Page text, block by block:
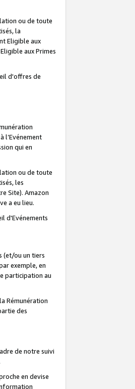
ou de toute
la
Eligible aux
aux Primes
d'offres de
l’Evénement
qui en
ou de toute
les
Site). Amazon
a eu lieu.
d'Evénements
(et/ou un tiers
exemple, en
participation au
Rémunération
des
de notre suivi
en devise